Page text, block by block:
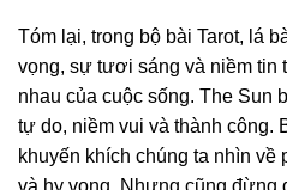
Tóm lại, trong bộ bài Tarot, lá
vọng, sự tươi sáng và niềm tin
nhau của cuộc sống. The Sun
tự do, niềm vui và thành công.
khuyến khích chúng ta nhìn
và hy vọng. Nhưng cũng đừng